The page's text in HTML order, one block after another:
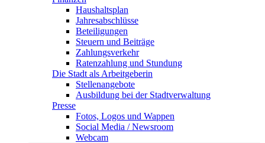
Haushaltsplan
Jahresabschlüsse
Beteiligungen
Steuern und Beiträge
Zahlungsverkehr
Ratenzahlung und Stundung
Die Stadt als Arbeitgeberin
Stellenangebote
Ausbildung bei der Stadtverwaltung
Presse
Fotos, Logos und Wappen
Social Media / Newsroom
Webcam